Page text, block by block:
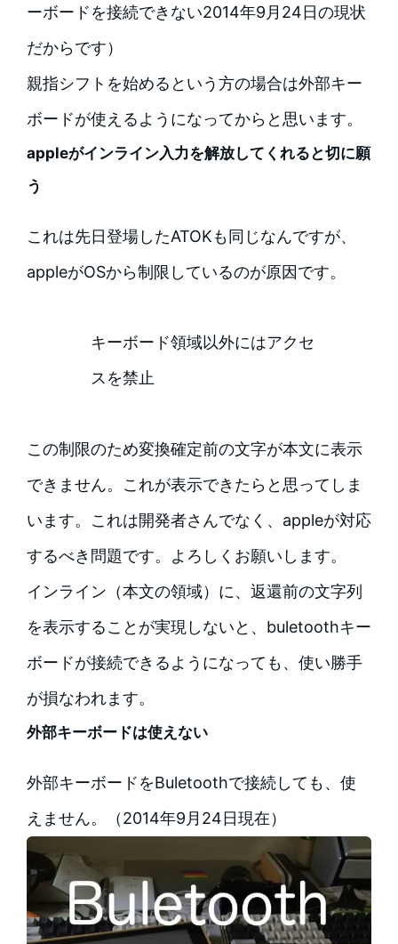
ーボードを接続できない2014年9月24日の現状
だからです）
親指シフトを始めるという方の場合は外部キー
ボードが使えるようになってからと思います。
appleがインライン入力を解放してくれると切に願
う
これは先日登場したATOKも同じなんですが、
appleがOSから制限しているのが原因です。
キーボード領域以外にはアクセ
スを禁止
この制限のため変換確定前の文字が本文に表示
できません。これが表示できたらと思ってしま
います。これは開発者さんでなく、appleが対応
するべき問題です。よろしくお願いします。
インライン（本文の領域）に、返還前の文字列
を表示することが実現しないと、buletoothキー
ボードが接続できるようになっても、使い勝手
が損なわれます。
外部キーボードは使えない
外部キーボードをBuletoothで接続しても、使
えません。（2014年9月24日現在）